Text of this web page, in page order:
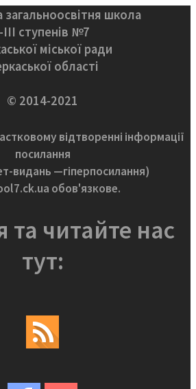
загальноосвітня школа
ІІІ ступенів №7
міської ради
області
© 2014-2021
відтворенні інформації
посилання
видань —гіперпосилання)
обов'язкове.
та читайте нас
тут: